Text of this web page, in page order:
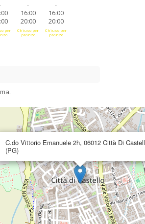
per
-
16:00
20:00
Chiuso per
pranzo
-
16:00
20:00
Chiuso per
pranzo
C.do Vittorio Emanuele 2h, 06012 Città Di
(PG)